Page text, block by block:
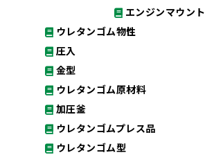
エンジンマウント
ウレタンゴム物性
圧入
金型
ウレタンゴム原材料
加圧釜
ウレタンゴムプレス品
ウレタンゴム型